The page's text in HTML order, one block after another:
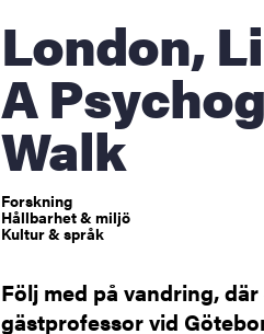
London, Lilla London -
A
Walk
Forskning
Hållbarhet & miljö
Kultur & språk
Följ med på vandring,
gästprofessor vid